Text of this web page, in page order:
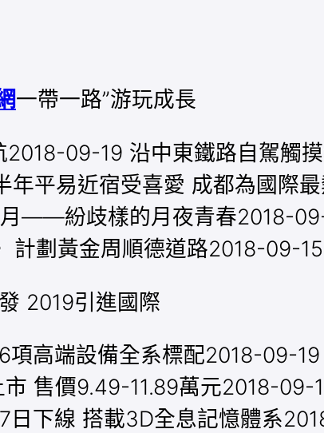
一帶一路”游玩成長
09-19 沿中東鐵路自駕觸
年平易近宿受喜愛 成都為國際
——紛歧樣的月夜青春2018-
計劃黃金周順德道路2018-09-15
2019引進國際
項高端設備全系標配2018-09-
售價9.49-11.89萬元2018-
下線 搭載3D全息記憶體系